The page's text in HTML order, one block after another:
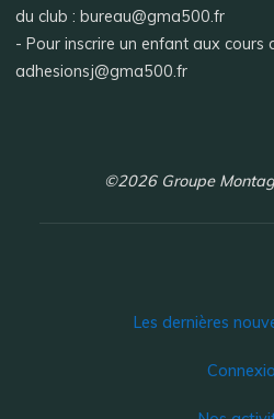
du club : bureau@gma500.fr
- Pour inscrire un enfant aux cours
adhesionsj@gma500.fr
©2026 Groupe
Les dernières